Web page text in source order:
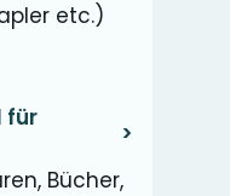
etc.)
für
>
Bücher,